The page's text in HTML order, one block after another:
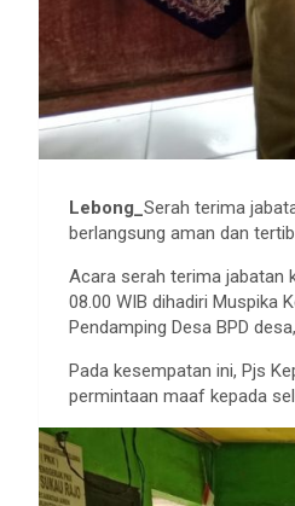
Lebong_ Serah terima
berlangsung aman dan
Acara serah terima jabatan
08.00 WIB dihadiri Muspika
Pendamping Desa BPD
Pada kesempatan ini, Pjs
permintaan maaf kepada